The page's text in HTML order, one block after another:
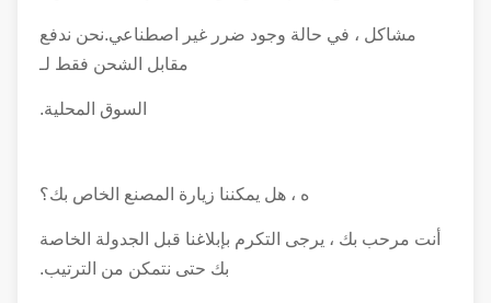
مشاكل ، في حالة وجود ضرر غير اصطناعي.نحن ندفع
مقابل الشحن فقط لـ
السوق المحلية.
ه ، هل يمكننا زيارة المصنع الخاص بك؟
أنت مرحب بك ، يرجى التكرم بإبلاغنا قبل الجدولة الخاصة
بك حتى نتمكن من الترتيب.